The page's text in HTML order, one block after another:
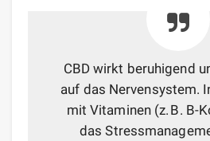
CBD wirkt beruhigend
auf das Nervensystem.
mit Vitaminen (z. B. B-
das